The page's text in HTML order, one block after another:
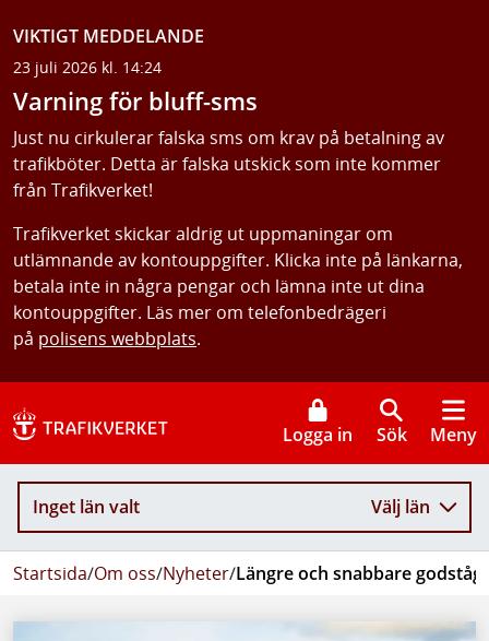
VIKTIGT MEDDELANDE
23 juli 2026 kl. 14:24
Varning för bluff-sms
Just nu cirkulerar falska sms om krav på betalning av
trafikböter. Detta är falska utskick som inte kommer
från Trafikverket!
Trafikverket skickar aldrig ut uppmaningar om
utlämnande av kontouppgifter. Klicka inte på länkarna,
betala inte in några pengar och lämna inte ut dina
kontouppgifter. Läs mer om telefonbedrägeri
på polisens webbplats.
Logga in Sök Meny
Inget län valt Välj län
Startsida/Om oss/Nyheter/Längre och snabbare